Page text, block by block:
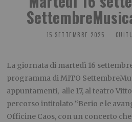
15 SETTEMBRE 2025
La giornata di martedì 16
programma di MITO
appuntamenti, alle 17, al teatro
percorso intitolato “Berio e le
Officine Caos, con un concerto